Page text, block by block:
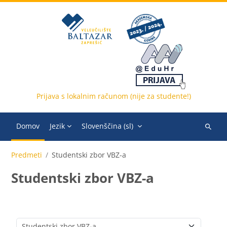
Prijava s lokalnim računom (nije za studente!)
Domov Jezik Slovenščina ‎(sl)‎
Išči
Predmeti Studentski zbor VBZ-a
Studentski zbor VBZ-a